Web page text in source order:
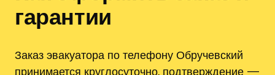
гарантии
Заказ эвакуатора по телефону Обручевский
принимается круглосуточно, подтверждение —